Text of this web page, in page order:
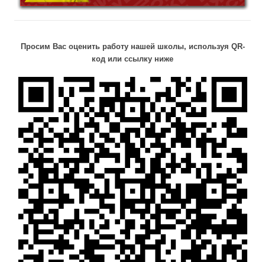
Просим Вас оценить работу нашей школы, используя QR-
код или ссылку ниже